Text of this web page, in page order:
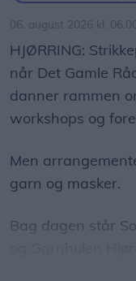
06. august 2026 kl. 06.00
HJØRRING:
når Det Gamle
danner rammen
workshops og
Men
garn og masker.
Bag dagen står